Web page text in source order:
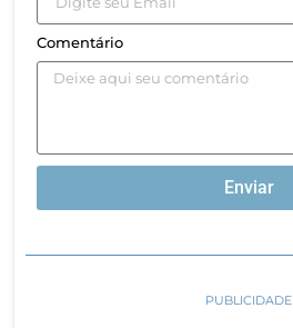
Comentário
Enviar
PUBLICIDADE